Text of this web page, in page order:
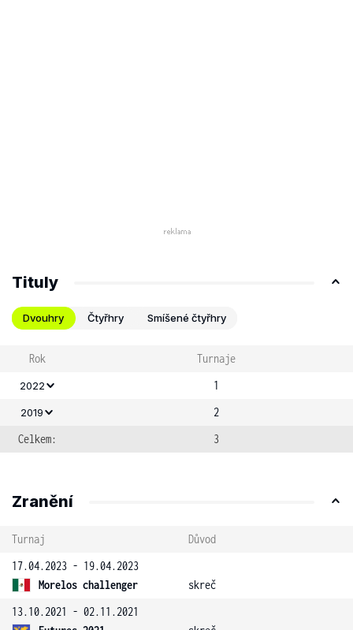
Tituly
Dvouhry Čtyřhry Smíšené čtyřhry
Rok Turnaje
2022 1
2019
2
Celkem:
3
Zranění
Turnaj
Důvod
17.04.2023 - 19.04.2023
Morelos challenger
skreč
13.10.2021 - 02.11.2021